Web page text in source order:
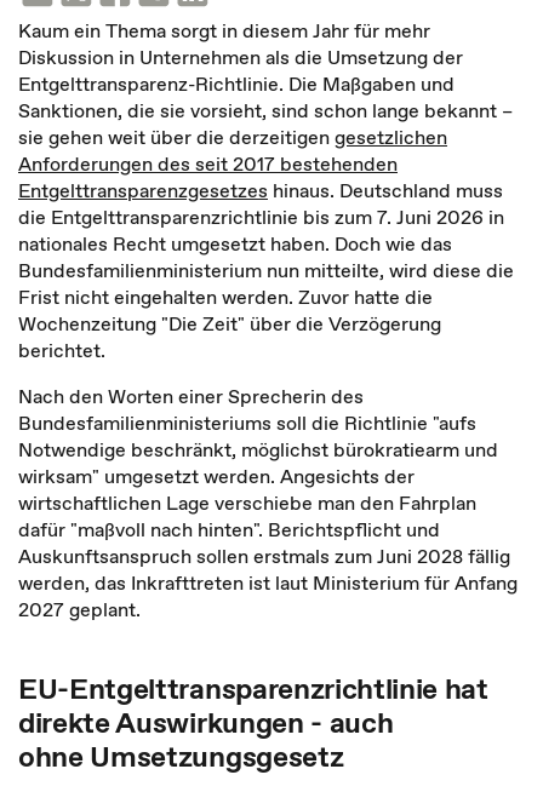
Kaum ein Thema sorgt in diesem Jahr für mehr
Diskussion in Unternehmen als die Umsetzung der
Entgelttransparenz-Richtlinie. Die Maßgaben und
Sanktionen, die sie vorsieht, sind schon lange bekannt –
sie gehen weit über die derzeitigengesetzlichen
Anforderungen des seit 2017 bestehenden
Entgelttransparenzgesetzes hinaus. Deutschland muss
die Entgelttransparenzrichtlinie bis zum 7. Juni 2026 in
nationales Recht umgesetzt haben. Doch wie das
Bundesfamilienministerium nun mitteilte, wird diese die
Frist nicht eingehalten werden. Zuvor hatte die
Wochenzeitung "Die Zeit" über die Verzögerung
berichtet.
Nach den Worten einer Sprecherin des
Bundesfamilienministeriums soll die Richtlinie "aufs
Notwendige beschränkt, möglichst bürokratiearm und
wirksam" umgesetzt werden. Angesichts der
wirtschaftlichen Lage verschiebe man den Fahrplan
dafür "maßvoll nach hinten". Berichtspflicht und
Auskunftsanspruch sollen erstmals zum Juni 2028 fällig
werden, das Inkrafttreten ist laut Ministerium für Anfang
2027 geplant.
EU-Entgelttransparenzrichtlinie hat
direkte Auswirkungen - auch
ohne Umsetzungsgesetz